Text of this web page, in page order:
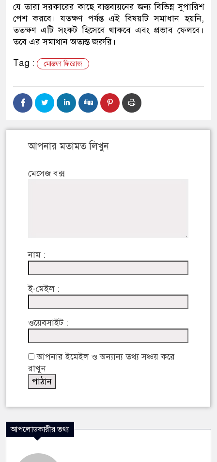
যে তারা সরকারের কাছে বাস্তবায়নের জন্য বিভিন্ন সুপারিশ
পেশ করবে। যতক্ষণ পর্যন্ত এই বিষয়টি সমাধান হয়নি,
ততক্ষণ এটি সংকট হিসেবে থাকবে এবং প্রভাব ফেলবে।
তবে এর সমাধান অত্যন্ত জরুরি।
Tag :
মোস্তফা ফিরোজ
আপনার মতামত লিখুন
মেসেজ বক্স
নাম :
ই-মেইল :
ওয়েবসাইট :
আপনার ইমেইল ও অন্যান্য তথ্য সঞ্চয় করে
রাখুন
আপলোডকারীর তথ্য